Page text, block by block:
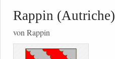
Rappin (Autriche)
von Rappin